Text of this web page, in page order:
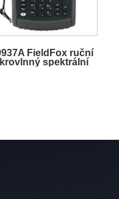
FieldFox ruční
spektrální